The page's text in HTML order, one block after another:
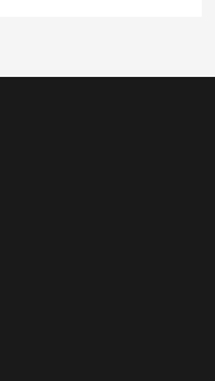
a